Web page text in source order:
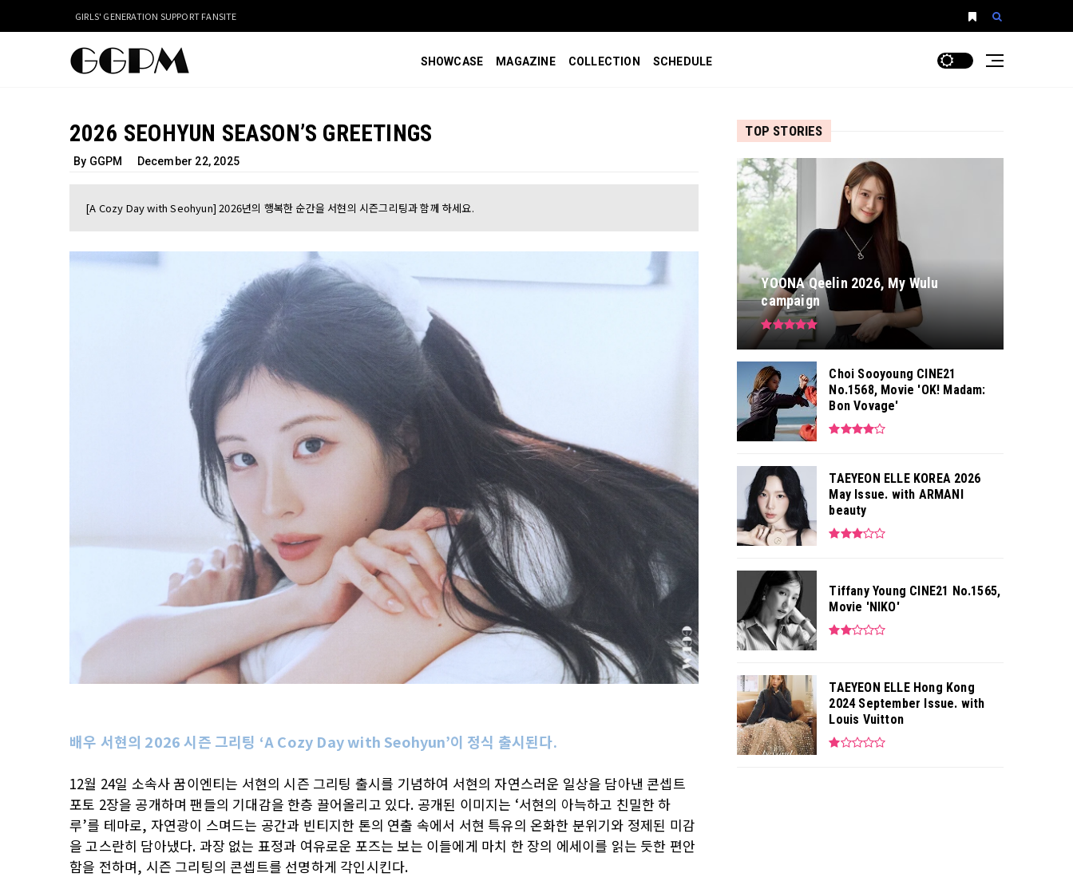
GIRLS' GENERATION SUPPORT FANSITE
SHOWCASE MAGAZINE COLLECTION SCHEDULE
2026 SEOHYUN SEASON’S GREETINGS
By GGPM December 22, 2025
[A Cozy Day with Seohyun] 2026년의 행복한 순간을 서현의 시즌그리팅과 함께 하세요.
배우 서현의 2026 시즌 그리팅 ‘A Cozy Day with Seohyun’이 정식 출시된다.
12월 24일 소속사 꿈이엔티는 서현의 시즌 그리팅 출시를 기념하여 서현의 자연스러운 일상을 담아낸 콘셉트
포토 2장을 공개하며 팬들의 기대감을 한층 끌어올리고 있다. 공개된 이미지는 ‘서현의 아늑하고 친밀한 하
루’를 테마로, 자연광이 스며드는 공간과 빈티지한 톤의 연출 속에서 서현 특유의 온화한 분위기와 정제된 미감
을 고스란히 담아냈다. 과장 없는 표정과 여유로운 포즈는 보는 이들에게 마치 한 장의 에세이를 읽는 듯한 편안
함을 전하며, 시즌 그리팅의 콘셉트를 선명하게 각인시킨다.
TOP STORIES
YOONA Qeelin 2026, My Wulu
campaign
Choi Sooyoung CINE21
No.1568, Movie 'OK! Madam:
Bon Vovage'
TAEYEON ELLE KOREA 2026
May Issue. with ARMANI
beauty
Tiffany Young CINE21 No.1565,
Movie 'NIKO'
TAEYEON ELLE Hong Kong
2024 September Issue. with
Louis Vuitton